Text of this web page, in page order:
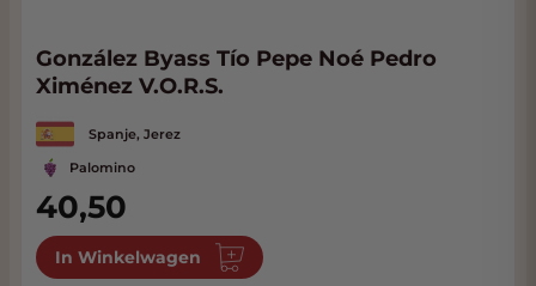
González Byass Tío Pepe Noé Pedro
Ximénez V.O.R.S.
Spanje, Jerez
Palomino
40,50
In Winkelwagen